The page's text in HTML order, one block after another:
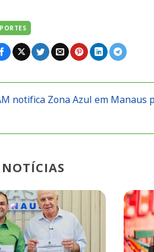
notifica Zona Azul em Manaus